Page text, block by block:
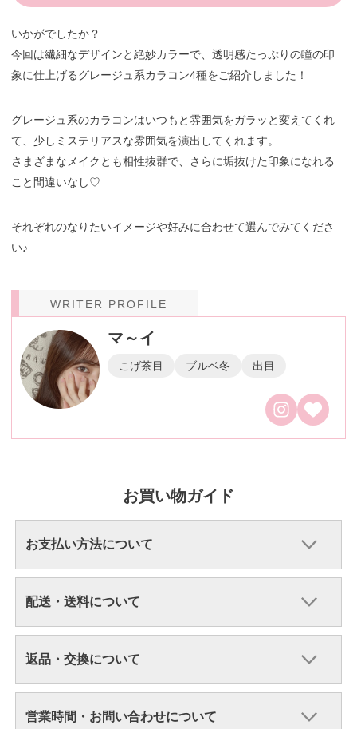
いかがでしたか？
今回は繊細なデザインと絶妙カラーで、透明感たっぷりの瞳の印
象に仕上げるグレージュ系カラコン4種をご紹介しました！
グレージュ系のカラコンはいつもと雰囲気をガラッと変えてくれ
て、少しミステリアスな雰囲気を演出してくれます。
さまざまなメイクとも相性抜群で、さらに垢抜けた印象になれる
こと間違いなし♡
それぞれのなりたいイメージや好みに合わせて選んでみてくださ
い♪
WRITER PROFILE
マ～イ
こげ茶目 ブルベ冬 出目
お買い物ガイド
お支払い方法について
配送・送料について
返品・交換について
営業時間・お問い合わせについて